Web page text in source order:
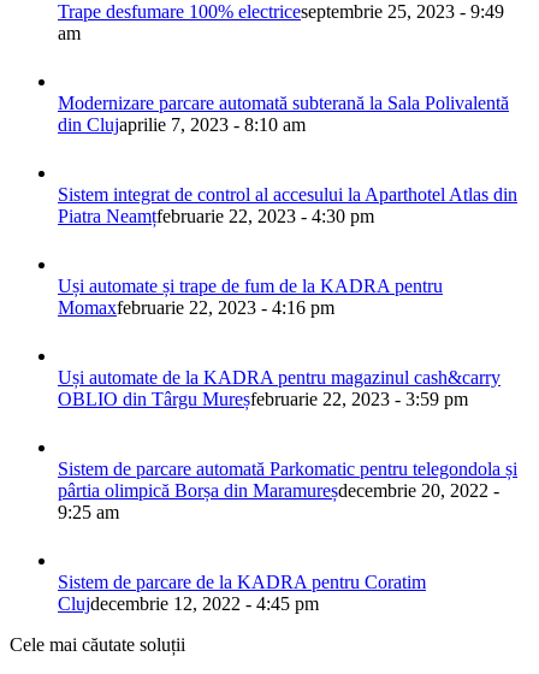
Trape desfumare 100% electriceseptembrie 25, 2023 - 9:49
am
Modernizare parcare automată subterană la Sala Polivalentă
din Clujaprilie 7, 2023 - 8:10 am
Sistem integrat de control al accesului la Aparthotel Atlas din
Piatra Neamțfebruarie 22, 2023 - 4:30 pm
Uși automate și trape de fum de la KADRA pentru
Momaxfebruarie 22, 2023 - 4:16 pm
Uși automate de la KADRA pentru magazinul cash&carry
OBLIO din Târgu Mureșfebruarie 22, 2023 - 3:59 pm
Sistem de parcare automată Parkomatic pentru telegondola și
pârtia olimpică Borșa din Maramureșdecembrie 20, 2022 -
9:25 am
Sistem de parcare de la KADRA pentru Coratim
Clujdecembrie 12, 2022 - 4:45 pm
Cele mai căutate soluții